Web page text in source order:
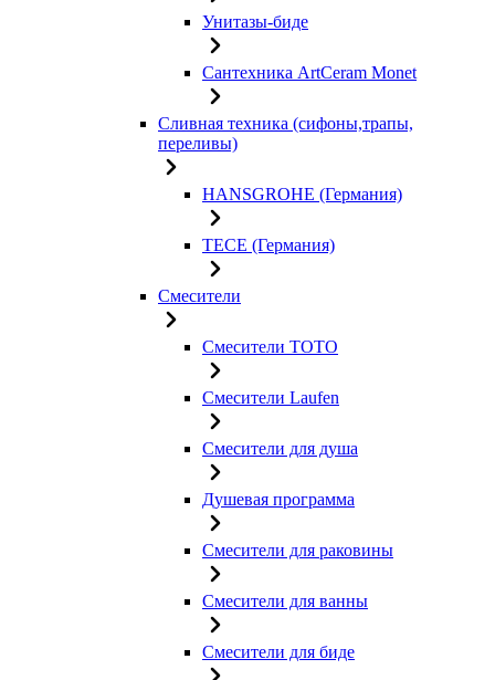
Унитазы-биде
Сантехника ArtCeram Monet
Сливная техника (сифоны,трапы,
переливы)
HANSGROHE (Германия)
TECE (Германия)
Смесители
Смесители TOTO
Смесители Laufen
Смесители для душа
Душевая программа
Смесители для раковины
Смесители для ванны
Смесители для биде